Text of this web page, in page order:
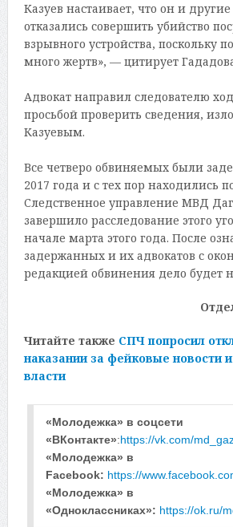
Казуев настаивает, что он и
отказались совершить убийство
взрывного устройства, поскольку
много жертв», — цитирует
Адвокат направил следователю
просьбой проверить сведения,
Казуевым.
Все четверо обвиняемых были
2017 года и с тех пор находились
Следственное управление МВД
завершило расследование этого
начале марта этого года. После
задержанных и их адвокатов с
редакцией обвинения дело будет
Читайте также СПЧ попросил
наказании за фейковые новости
власти
«Молодежка» в соцсети
«ВКонтакте»:https://vk.com/
«Молодежка» в
Facebook: https://
«Молодежка» в
«Одноклассниках»: https://ok.ru/